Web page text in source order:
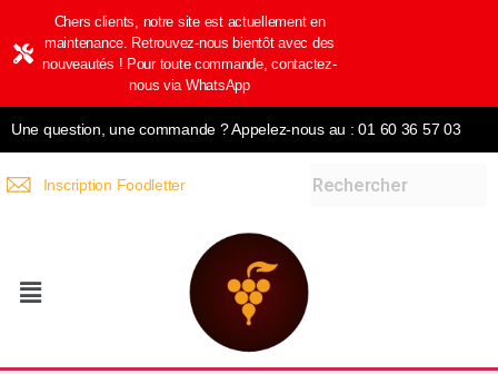
Chers clients, notre site est actuellement en
maintenance. Retrouvez-nous bientôt avec des
nouveautés ! Pour toute commande, contactez-
nous via WhatsApp
Une question, une commande ? Appelez-nous au : 01 60 36 57 03
Inscription Foodletter